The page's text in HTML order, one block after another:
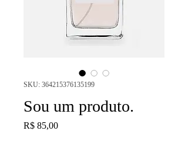
SKU: 364215376135199
Sou um produto.
R$ 85,00Preço